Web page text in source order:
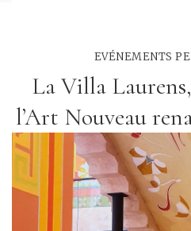
EVÉNEMENTS
La Villa
l’Art Nouveau